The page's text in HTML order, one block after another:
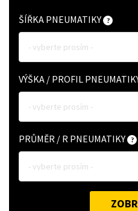
ŠÍŘKA PNEUMATIKY
- vyberte prosím -
VÝŠKA / PROFIL
- vyberte prosím -
PRŮMĚR / R PNEUMATIKY
- vyberte prosím -